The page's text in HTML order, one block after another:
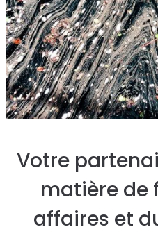
Votre
matière de
affaires et